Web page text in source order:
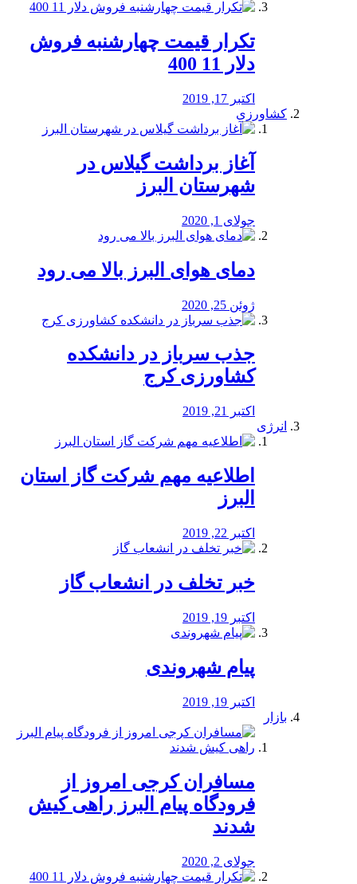
تکرار قیمت چهارشنبه فروش
دلار 11 400
اکتبر 17, 2019
کشاورزی
آغاز برداشت گیلاس در
شهرستان البرز
جولای 1, 2020
دمای هوای البرز بالا می رود
ژوئن 25, 2020
جذب سرباز در دانشکده
کشاورزی کرج
اکتبر 21, 2019
انرژی
️اطلاعیه مهم شرکت گاز استان
البرز
اکتبر 22, 2019
خبر تخلف در انشعاب گاز
اکتبر 19, 2019
پیام شهروندی
اکتبر 19, 2019
بازار
مسافران کرجی امروز از
فرودگاه پیام البرز راهی کیش
شدند
جولای 2, 2020